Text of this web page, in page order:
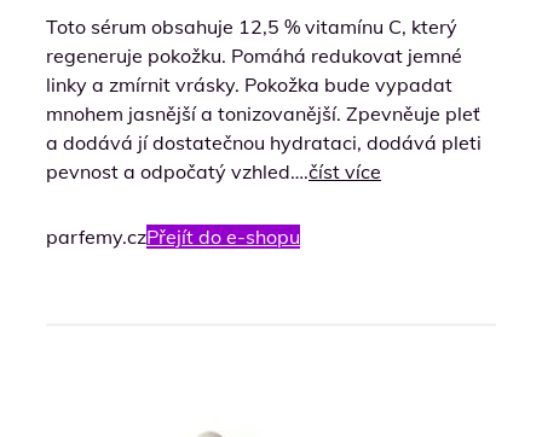
Toto sérum obsahuje 12,5 % vitamínu C, který
regeneruje pokožku. Pomáhá redukovat jemné
linky a zmírnit vrásky. Pokožka bude vypadat
mnohem jasnější a tonizovanější. Zpevněuje pleť
a dodává jí dostatečnou hydrataci, dodává pleti
pevnost a odpočatý vzhled….číst více
parfemy.czPřejít do e-shopu